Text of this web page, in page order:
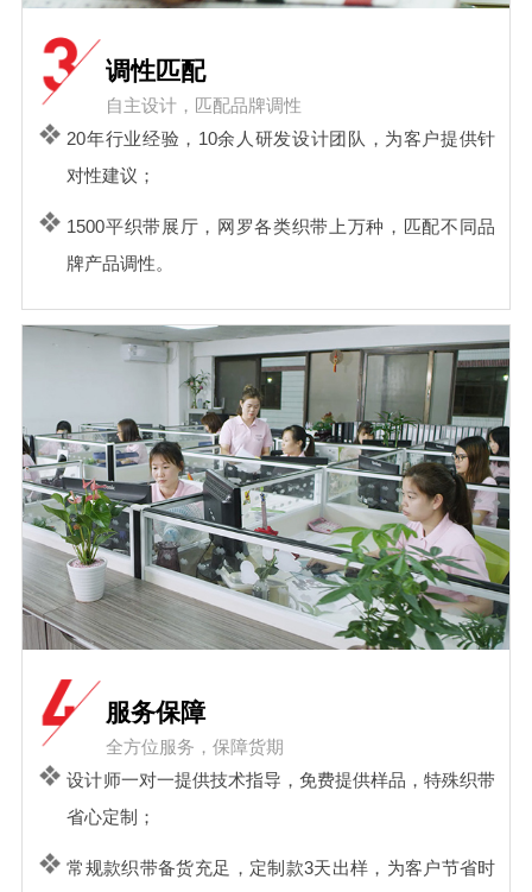
调性匹配
自主设计，匹配品牌调性
20年行业经验，10余人研发设计团队，为客户提供针
对性建议；
1500平织带展厅，网罗各类织带上万种，匹配不同品
牌产品调性。
服务保障
全方位服务，保障货期
设计师一对一提供技术指导，免费提供样品，特殊织带
省心定制；
常规款织带备货充足，定制款3天出样，为客户节省时